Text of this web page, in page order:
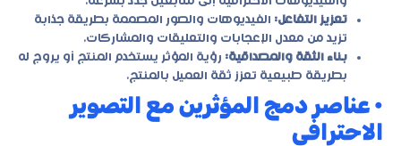
تعزيز التفاعل: الفيديوهات والصور المصممة بطريقة جذابة
تزيد من معدل الإعجابات والتعليقات والمشاركات.
بناء الثقة والمصداقية: رؤية المؤثر يستخدم المنتج أو يروج له
بطريقة طبيعية تعزز ثقة العميل بالمنتج.
• عناصر دمج المؤثرين مع التصوير
الاحترافي